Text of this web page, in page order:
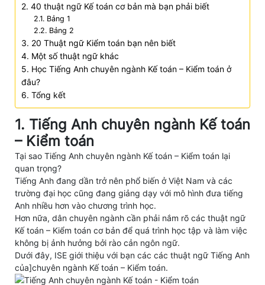
2. 40 thuật ngữ Kế toán cơ bản mà bạn phải biết
2.1. Bảng 1
2.2. Bảng 2
3. 20 Thuật ngữ Kiểm toán bạn nên biết
4. Một số thuật ngữ khác
5. Học Tiếng Anh chuyên ngành Kế toán – Kiểm toán ở
đâu?
6. Tổng kết
1. Tiếng Anh chuyên ngành Kế toán
– Kiểm toán
Tại sao Tiếng Anh chuyên ngành Kế toán – Kiểm toán lại
quan trọng?
Tiếng Anh đang dần trở nên phổ biến ở Việt Nam và các
trường đại học cũng đang giảng dạy với mô hình đưa tiếng
Anh nhiều hơn vào chương trình học.
Hơn nữa, dân chuyên ngành cần phải nắm rõ các thuật ngữ
Kế toán – Kiểm toán cơ bản để quá trình học tập và làm việc
không bị ảnh hưởng bởi rào cản ngôn ngữ.
Dưới đây, ISE giới thiệu với bạn các các thuật ngữ Tiếng Anh
của]chuyên ngành Kế toán – Kiểm toán.